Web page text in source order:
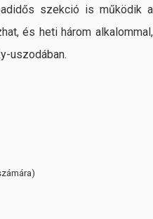
szekció is működik a
és heti három alkalommal,
uszodában.